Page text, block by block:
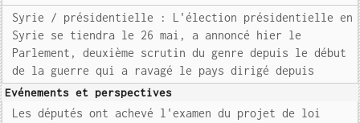
Syrie / présidentielle : L'élection présidentielle en
Syrie se tiendra le 26 mai, a annoncé hier le
Parlement, deuxième scrutin du genre depuis le début
de la guerre qui a ravagé le pays dirigé depuis
Evénements et perspectives
Les députés ont achevé l'examen du projet de loi